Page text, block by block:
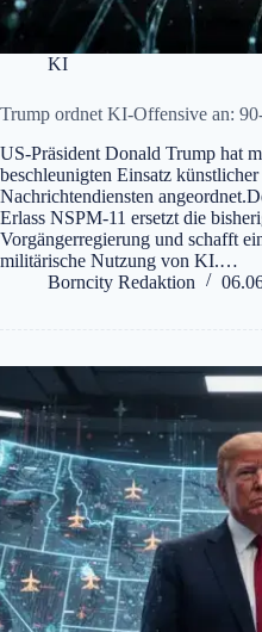
KI
Trump ordnet KI-Offensive an:
US-Präsident Donald Trump hat
beschleunigten Einsatz
Nachrichtendiensten
Erlass NSPM-11 ersetzt die
Vorgängerregierung und schafft
militärische Nutzung von KI.…
Borncity Redaktion